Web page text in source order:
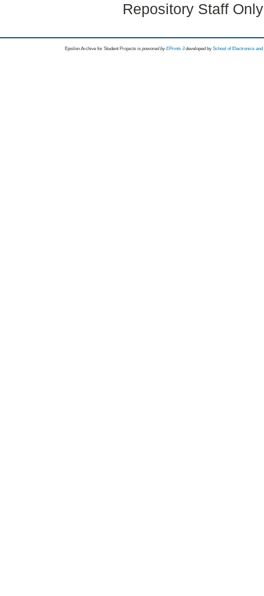
Repository Staff
Epsilon Archive for Student Projects is powored byEPrints 3 developed by School of Electronics